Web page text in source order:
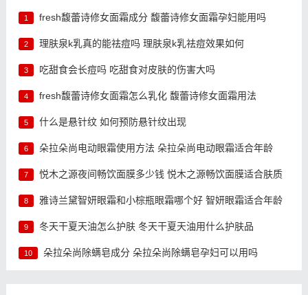
1 fresh馥蕾诗修女面霜成分 馥蕾诗修女面霜孕妇能用吗
2 理肤泉k乳真的能祛痘吗 理肤泉k乳祛痘效果如何
3 吃甜食会长痘吗 吃甜食对皮肤的伤害大吗
4 fresh馥蕾诗修女面霜怎么乳化 馥蕾诗修女面霜用法
5 什么是悬针纹 如何预防悬针纹出现
6 朵拉朵尚电动眼霜使用方法 朵拉朵尚电动眼霜适合年龄
7 悦木之源夜间畅饮面膜多少钱 悦木之源畅饮面膜适合肤质
8 雅诗兰黛智妍眼霜和小棕瓶眼霜哪个好 智妍眼霜适合年龄
9 冬天干夏天油怎么护肤 冬天干夏天油用什么护肤品
10 朵拉朵尚除螨皂成分 朵拉朵尚除螨皂孕妇可以用吗